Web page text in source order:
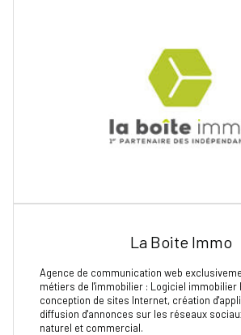
La Boite Immo
Agence de communication web
métiers de l'immobilier : Logiciel immobilier
conception de sites Internet, création
diffusion d'annonces sur les réseaux
naturel et commercial.